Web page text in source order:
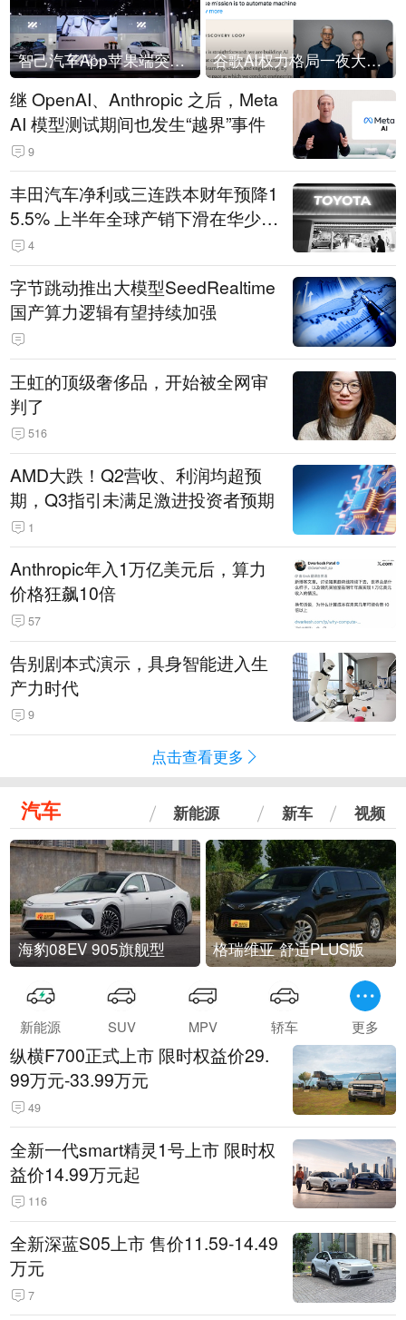
智己汽车App苹果端突然“下架” 谷歌AI权力格局一夜大洗牌
继 OpenAI、Anthropic 之后，Meta
AI 模型测试期间也发生“越界”事件
9
丰田汽车净利或三连跌本财年预降1
5.5% 上半年全球产销下滑在华少卖
14.3万辆
4
字节跳动推出大模型SeedRealtime
国产算力逻辑有望持续加强
王虹的顶级奢侈品，开始被全网审
判了
516
AMD大跌！Q2营收、利润均超预
期，Q3指引未满足激进投资者预期
1
Anthropic年入1万亿美元后，算力
价格狂飙10倍
57
告别剧本式演示，具身智能进入生
产力时代
9
点击查看更多
汽车 新能源 新车 视频
海豹08EV 905旗舰型 格瑞维亚 舒适PLUS版
新能源 SUV MPV 轿车 更多
纵横F700正式上市 限时权益价29.
99万元-33.99万元
49
全新一代smart精灵1号上市 限时权
益价14.99万元起
116
全新深蓝S05上市 售价11.59-14.49
万元
7